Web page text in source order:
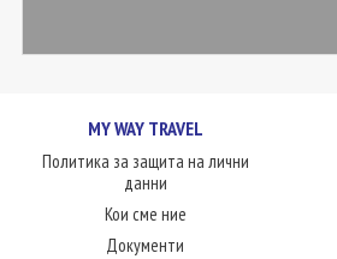
ЛЮБОПИТНО
КОНТАКТИMY WAY TRAVEL
Политика за защита на лични
данни
Кои сме ние
Документи